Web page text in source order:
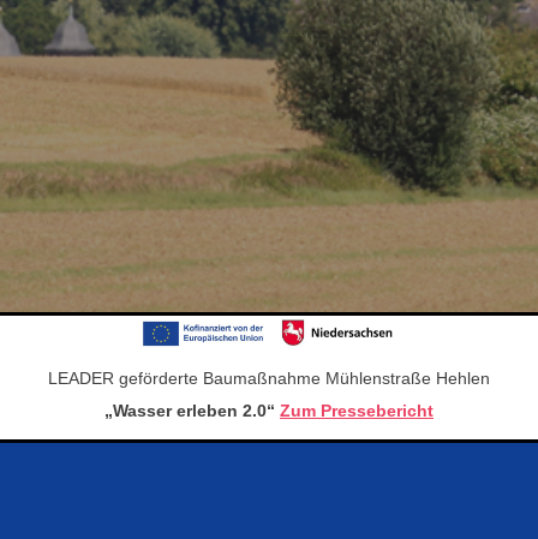
LEADER geförderte Baumaßnahme Mühlenstraße Hehlen
„Wasser erleben 2.0“ Zum Pressebericht